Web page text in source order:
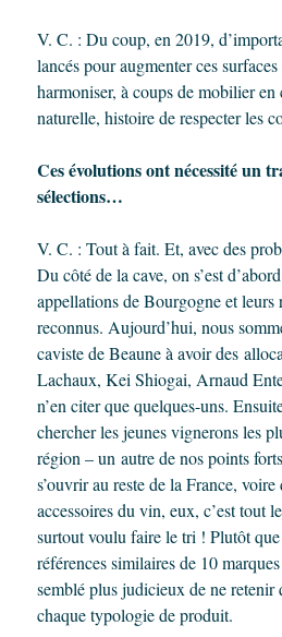
V. C. : Du coup, en 2019,
lancés pour augmenter ces
harmoniser, à coups de mobilier en
naturelle, histoire de respecter les
Ces évolutions ont nécessité un
sélections…
V. C. : Tout à fait. Et, avec des
Du côté de la cave, on s’est
appellations de Bourgogne et leurs
reconnus. Aujourd’hui, nous
caviste de Beaune à avoir des
Lachaux, Kei Shiogai, Arnaud
n’en citer que quelques-uns.
chercher les jeunes vignerons les
région – un autre de nos points
s’ouvrir au reste de la France,
accessoires du vin, eux, c’est tout
surtout voulu faire le tri ! Plutôt
références similaires de 10
semblé plus judicieux de ne retenir
chaque typologie de produit.